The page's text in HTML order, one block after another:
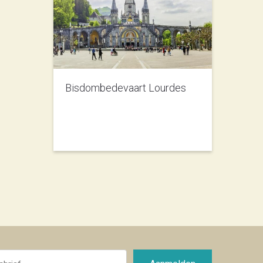
Bisdombedevaart Lourdes